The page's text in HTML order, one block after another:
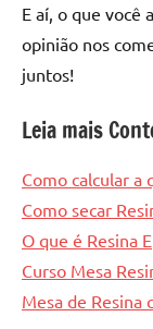
E aí, o que você
opinião nos
juntos!
Leia mais
Como calcular a
Como secar
O que é Resina
Curso Mesa
Mesa de Resina